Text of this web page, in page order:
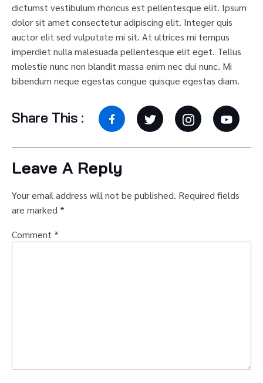
dictumst vestibulum rhoncus est pellentesque elit. Ipsum
dolor sit amet consectetur adipiscing elit. Integer quis
auctor elit sed vulputate mi sit. At ultrices mi tempus
imperdiet nulla malesuada pellentesque elit eget. Tellus
molestie nunc non blandit massa enim nec dui nunc. Mi
bibendum neque egestas congue quisque egestas diam.
Share This :
Leave A Reply
Your email address will not be published. Required fields
are marked *
Comment *